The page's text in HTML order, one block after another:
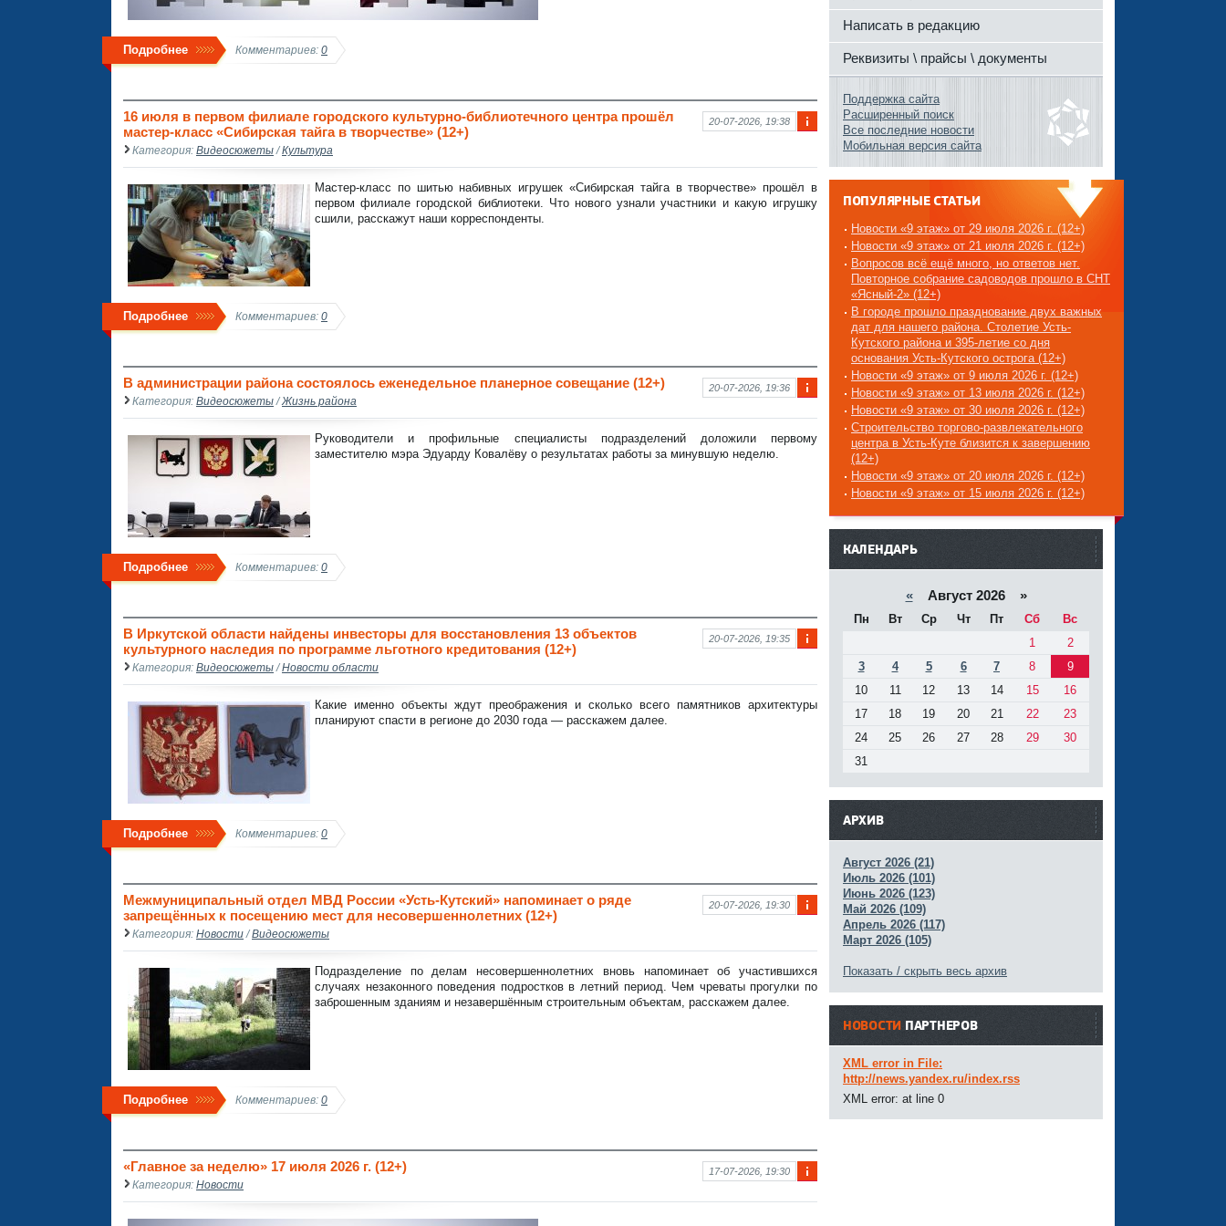
Подробнее Комментариев: 0
рм
я к
нов
20-07-2026, 19:38
16 июля в первом филиале городского культурно-библиотечного центра прошёл
мастер-класс «Сибирская тайга в творчестве» (12+)
Категория: Видеосюжеты /Культура
Мастер-класс по шитью набивных игрушек «Сибирская тайга в творчестве» прошёл в
первом филиале городской библиотеки. Что нового узнали участники и какую игрушку
сшили, расскажут наши корреспонденты.
Подробнее Комментариев: 0
фо
аци
20-07-2026, 19:36
В администрации района состоялось еженедельное планерное совещание (12+)
Категория: Видеосюжеты /Жизнь района
Руководители и профильные специалисты подразделений доложили первому
заместителю мэра Эдуарду Ковалёву о результатах работы за минувшую неделю.
Подробнее Комментариев: 0
рм
я к
20-07-2026, 19:35
В Иркутской области найдены инвесторы для восстановления 13 объектов
культурного наследия по программе льготного кредитования (12+)
Категория: Видеосюжеты /Новости области
Какие именно объекты ждут преображения и сколько всего памятников архитектуры
планируют спасти в регионе до 2030 года — расскажем далее.
Подробнее Комментариев: 0
рм
я к
нов
20-07-2026, 19:30
Межмуниципальный отдел МВД России «Усть-Кутский» напоминает о ряде
запрещённых к посещению мест для несовершеннолетних (12+)
Категория: Новости /Видеосюжеты
Подразделение по делам несовершеннолетних вновь напоминает об участившихся
случаях незаконного поведения подростков в летний период. Чем чреваты прогулки по
заброшенным зданиям и незавершённым строительным объектам, расскажем далее.
Подробнее Комментариев: 0
фо
17-07-2026, 19:30
«Главное за неделю» 17 июля 2026 г. (12+)
Категория: Новости
Написать в редакцию
Реквизиты \ прайсы \ документы
Поддержка сайта
Расширенный поиск
Все последние новости
Мобильная версия сайта
ПОПУЛЯРНЫЕ СТАТЬИ
Новости «9 этаж» от 29 июля 2026 г. (12+)
Новости «9 этаж» от 21 июля 2026 г. (12+)
Вопросов всё ещё много, но ответов нет.
Повторное собрание садоводов прошло в СНТ
«Ясный-2» (12+)
В городе прошло празднование двух важных
дат для нашего района. Столетие Усть-
Кутского района и 395-летие со дня
основания Усть-Кутского острога (12+)
Новости «9 этаж» от 9 июля 2026 г. (12+)
Новости «9 этаж» от 13 июля 2026 г. (12+)
Новости «9 этаж» от 30 июля 2026 г. (12+)
Строительство торгово-развлекательного
центра в Усть-Куте близится к завершению
(12+)
Новости «9 этаж» от 20 июля 2026 г. (12+)
Новости «9 этаж» от 15 июля 2026 г. (12+)
------
КАЛЕНДАРЬ
«Август 2026 »
Пн Вт Ср Чт Пт Сб
Вс
1
2
3
4 5 6 7 8
9
10
11 12 13 14 15
16
17
18 19 20 21 22
23
24
25 26 27 28 29
30
31
АРХИВ
Август 2026 (21)
Июль 2026 (101)
Июнь 2026 (123)
Май 2026 (109)
Апрель 2026 (117)
Март 2026 (105)
Показать / скрыть весь архив
НОВОСТИ ПАРТНЕРОВ
XML error in File:
http://news.yandex.ru/index.rss
XML error: at line 0